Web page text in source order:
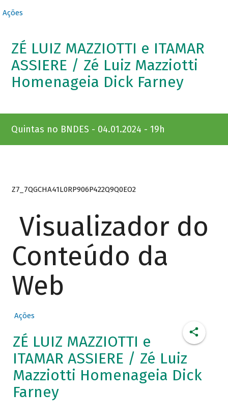
Ações
ZÉ LUIZ MAZZIOTTI e ITAMAR
ASSIERE / Zé Luiz Mazziotti
Homenageia Dick Farney
Quintas no BNDES - 04.01.2024 - 19h
Z7_7QGCHA41L0RP906P422Q9Q0EO2
Visualizador do
Conteúdo da
Web
Ações
ZÉ LUIZ MAZZIOTTI e
ITAMAR ASSIERE / Zé Luiz
Mazziotti Homenageia Dick
Farney